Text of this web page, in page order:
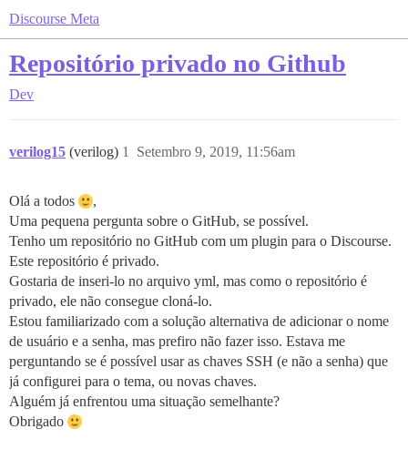
Discourse Meta
Repositório privado no Github
Dev
verilog15 (verilog) Setembro 9, 2019, 11:56am
1
Olá a todos
,
Uma pequena pergunta sobre o GitHub, se possível.
Tenho um repositório no GitHub com um plugin para o Discourse.
Este repositório é privado.
Gostaria de inseri-lo no arquivo yml, mas como o repositório é
privado, ele não consegue cloná-lo.
Estou familiarizado com a solução alternativa de adicionar o nome
de usuário e a senha, mas prefiro não fazer isso. Estava me
perguntando se é possível usar as chaves SSH (e não a senha) que
já configurei para o tema, ou novas chaves.
Alguém já enfrentou uma situação semelhante?
Obrigado